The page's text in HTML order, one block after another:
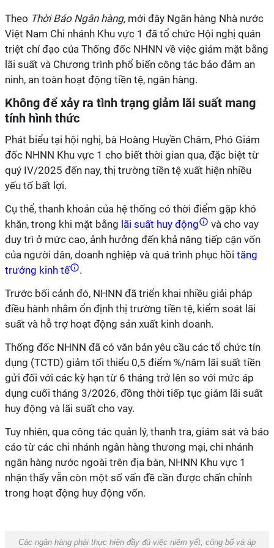
Theo Thời Báo Ngân hàng, mới đây Ngân hàng Nhà nước
Việt Nam Chi nhánh Khu vực 1 đã tổ chức Hội nghị quán
triệt chỉ đạo của Thống đốc NHNN về việc giảm mặt bằng
lãi suất và Chương trình phổ biến công tác bảo đảm an
ninh, an toàn hoạt động tiền tệ, ngân hàng.
Không để xảy ra tình trạng giảm lãi suất mang
tính hình thức
Phát biểu tại hội nghị, bà Hoàng Huyền Châm, Phó Giám
đốc NHNN Khu vực 1 cho biết thời gian qua, đặc biệt từ
quý IV/2025 đến nay, thị trường tiền tệ xuất hiện nhiều
yếu tố bất lợi.
Cụ thể, thanh khoản của hệ thống có thời điểm gặp khó
khăn, trong khi mặt bằng lãi suất huy động
và cho vay
duy trì ở mức cao, ảnh hưởng đến khả năng tiếp cận vốn
của người dân, doanh nghiệp và quá trình phục hồi tăng
trưởng kinh tế
.
Trước bối cảnh đó, NHNN đã triển khai nhiều giải pháp
điều hành nhằm ổn định thị trường tiền tệ, kiểm soát lãi
suất và hỗ trợ hoạt động sản xuất kinh doanh.
Thống đốc NHNN đã có văn bản yêu cầu các tổ chức tín
dụng (TCTD) giảm tối thiểu 0,5 điểm %/năm lãi suất tiền
gửi đối với các kỳ hạn từ 6 tháng trở lên so với mức áp
dụng cuối tháng 3/2026, đồng thời tiếp tục giảm lãi suất
huy động và lãi suất cho vay.
Tuy nhiên, qua công tác quản lý, thanh tra, giám sát và báo
cáo từ các chi nhánh ngân hàng thương mại, chi nhánh
ngân hàng nước ngoài trên địa bàn, NHNN Khu vực 1
nhận thấy vẫn còn một số vấn đề cần được chấn chỉnh
trong hoạt động huy động vốn.
Các ngân hàng phải thực hiện đầy đủ việc niêm yết, công bố và áp